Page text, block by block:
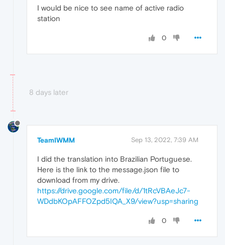
I would be nice to see name of active radio
station
0
8 days later
TeamIWMM Sep 13, 2022, 7:39 AM
I did the translation into Brazilian Portuguese.
Here is the link to the message.json file to
download from my drive.
https://drive.google.com/file/d/1tRcVBAeJc7-
WDdbKOpAFFOZpd5IQA_X9/view?usp=sharing
0